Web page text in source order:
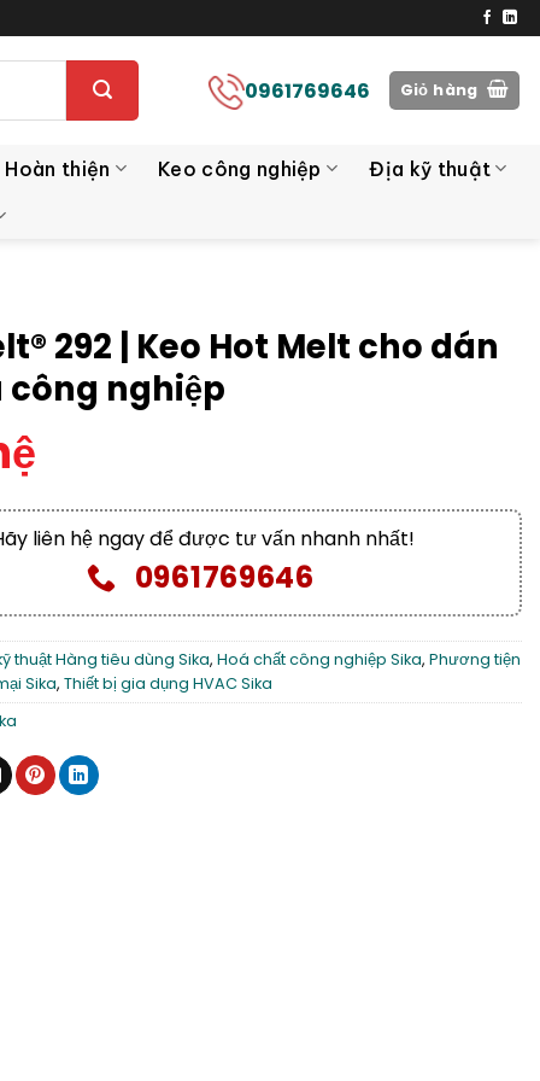
0961769646 Giỏ hàng
thiện Keo công nghiệp
Địa kỹ thuật
292 | Keo Hot Melt cho dán
công nghiệp
liên hệ ngay để được tư vấn nhanh nhất!
0961769646
thuật Hàng tiêu dùng Sika, Hoá chất công nghiệp Sika, Phương tiện
Sika, Thiết bị gia dụng HVAC Sika